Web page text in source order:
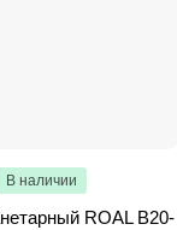
В наличии
ROAL B20-